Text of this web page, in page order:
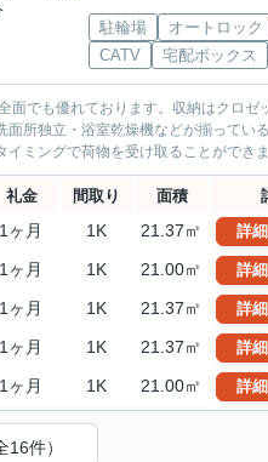
駐輪場 オートロック
CATV
宅配ボックス
でも優れております。収納はクロゼ
所独立・浴室乾燥機などが揃ってい
ミングで荷物を受け取ることができ
礼金 間取り 面積
1ヶ月 1K 21.37㎡ 詳
1ヶ月 1K 21.00㎡ 詳
1ヶ月 1K 21.37㎡ 詳
1ヶ月 1K 21.37㎡ 詳
1ヶ月 1K 21.00㎡ 詳
件）